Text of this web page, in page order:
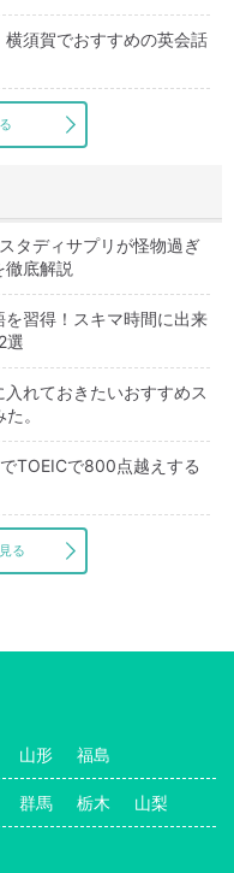
須賀でおすすめの英会話
タディサプリが怪物過ぎ
底解説
習得！スキマ時間に出来
選
れておきたいおすすめス
。
TOEICで800点越えする
る
山形 福島
群馬 栃木 山梨